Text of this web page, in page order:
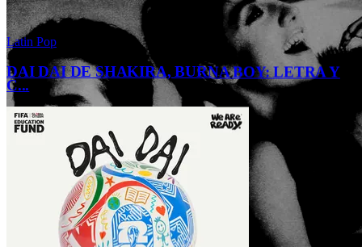
ENERGIA / SHAKIRA, BURNA BOY